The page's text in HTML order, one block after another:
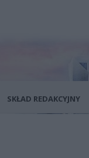
SKŁAD REDAKCYJNY